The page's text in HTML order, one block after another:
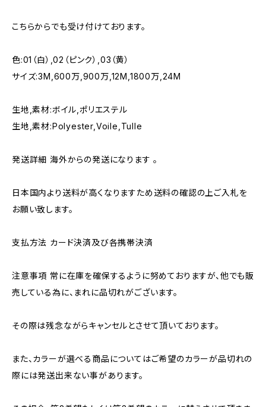
こちらからでも受け付けております。
色:01（白）,02（ピンク）,03（黄）
サイズ:3M,600万,900万,12M,1800万,24M
生地,素材:ボイル,ポリエステル
生地,素材:Polyester,Voile,Tulle
発送詳細 海外からの発送になります 。
日本国内より送料が高くなりますため送料の確認の上ご入札を
お願い致します。
支払方法 カード決済及び各携帯決済
注意事項 常に在庫を確保するように努めておりますが、他でも販
売している為に、まれに品切れがございます。
その際は残念ながらキャンセルとさせて頂いております。
また、カラーが選べる商品についてはご希望のカラーが品切れの
際には発送出来ない事があります。